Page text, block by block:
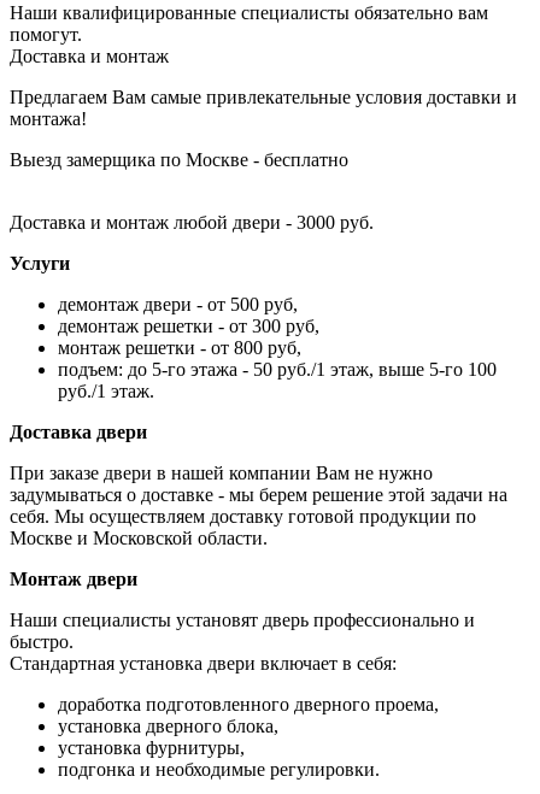
Наши квалифицированные специалисты обязательно вам
помогут.
Доставка и монтаж
Предлагаем Вам самые привлекательные условия доставки и
монтажа!
Выезд замерщика по Москве - бесплатно
Доставка и монтаж любой двери - 3000 руб.
Услуги
демонтаж двери - от 500 руб,
демонтаж решетки - от 300 руб,
монтаж решетки - от 800 руб,
подъем: до 5-го этажа - 50 руб./1 этаж, выше 5-го 100
руб./1 этаж.
Доставка двери
При заказе двери в нашей компании Вам не нужно
задумываться о доставке - мы берем решение этой задачи на
себя. Мы осуществляем доставку готовой продукции по
Москве и Московской области.
Монтаж двери
Наши специалисты установят дверь профессионально и
быстро.
Стандартная установка двери включает в себя:
доработка подготовленного дверного проема,
установка дверного блока,
установка фурнитуры,
подгонка и необходимые регулировки.